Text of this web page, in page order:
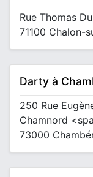
Rue Thomas
71100 Chalon-
Darty à
250 Rue
Chamnord
73000